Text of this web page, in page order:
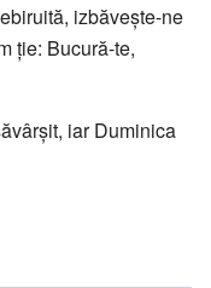
izbăveşte-ne
ţie: Bucură-te,
iar Duminica